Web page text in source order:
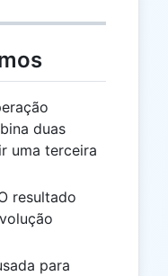
duas
uma terceira
resultado
para